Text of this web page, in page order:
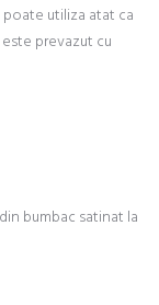
utiliza atat ca
prevazut cu
bumbac satinat la